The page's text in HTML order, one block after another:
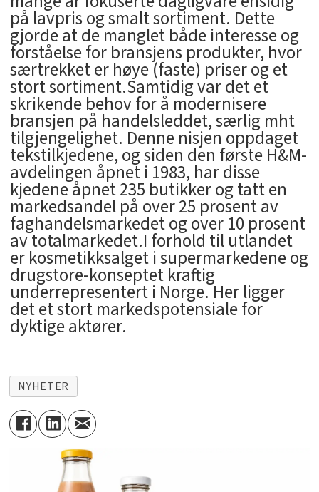
på lavpris og smalt sortiment. Dette
gjorde at de manglet både interesse og
forståelse for bransjens produkter, hvor
særtrekket er høye (faste) priser og et
stort sortiment.Samtidig var det et
skrikende behov for å modernisere
bransjen på handelsleddet, særlig mht
tilgjengelighet. Denne nisjen oppdaget
tekstilkjedene, og siden den første H&M-
avdelingen åpnet i 1983, har disse
kjedene åpnet 235 butikker og tatt en
markedsandel på over 25 prosent av
faghandelsmarkedet og over 10 prosent
av totalmarkedet.I forhold til utlandet
er kosmetikksalget i supermarkedene og
drugstore-konseptet kraftig
underrepresentert i Norge. Her ligger
det et stort markedspotensiale for
dyktige aktører.
NYHETER